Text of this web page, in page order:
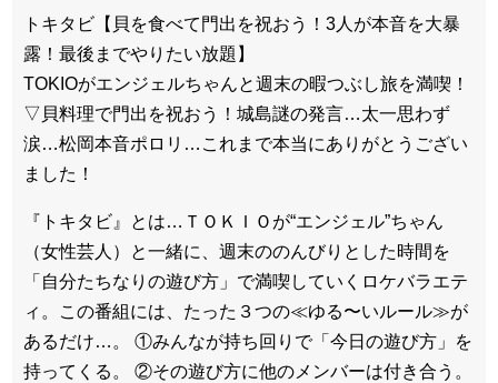
トキタビ【貝を食べて門出を祝おう！3人が本音を大暴
露！最後までやりたい放題】
TOKIOがエンジェルちゃんと週末の暇つぶし旅を満喫！
▽貝料理で門出を祝おう！城島謎の発言…太一思わず
涙…松岡本音ポロリ…これまで本当にありがとうござい
ました！
『トキタビ』とは…ＴＯＫＩＯが“エンジェル”ちゃん
（女性芸人）と一緒に、週末ののんびりとした時間を
「自分たちなりの遊び方」で満喫していくロケバラエテ
ィ。この番組には、たった３つの≪ゆる〜いルール≫が
あるだけ…。 ①みんなが持ち回りで「今日の遊び方」を
持ってくる。 ②その遊び方に他のメンバーは付き合う。